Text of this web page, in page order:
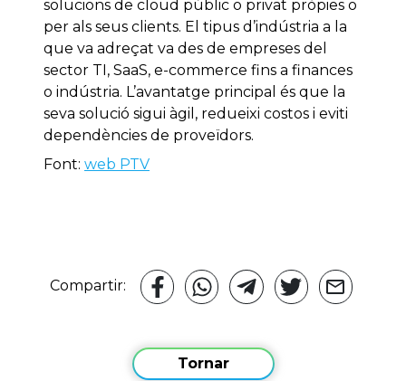
solucions de cloud públic o privat pròpies o
per als seus clients. El tipus d’indústria a la
que va adreçat va des de empreses del
sector TI, SaaS, e-commerce fins a finances
o indústria. L’avantatge principal és que la
seva solució sigui àgil, redueixi costos i eviti
dependències de proveïdors.
Font: web PTV
Compartir:
Tornar